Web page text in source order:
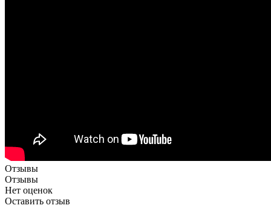
Отзывы
Отзывы
Нет оценок
Оставить отзыв